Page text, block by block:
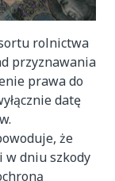
rolnictwa
przyznawania
prawa do
datę
że
w dniu szkody